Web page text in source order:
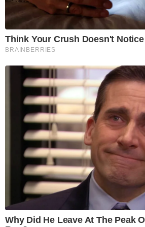
Think Your Crush Doesn't
BRAINBERRIES
Why Did He Leave At The Peak